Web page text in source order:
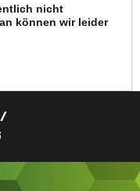
nicht
können wir leider
/